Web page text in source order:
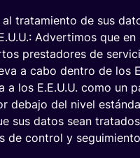
que nos mueve
y
tratamiento de sus
Advertimos que
prestadores de
a cabo dentro de los
a los E.E.U.U. como un
debajo del nivel
sus datos sean
de control y